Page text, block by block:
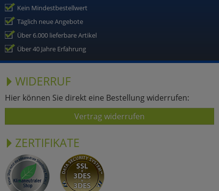
Kein Mindestbestellwert
Täglich neue Angebote
Über 6.000 lieferbare Artikel
Über 40 Jahre Erfahrung
WIDERRUF
Hier können Sie direkt eine Bestellung widerrufen:
Vertrag widerrufen
ZERTIFIKATE